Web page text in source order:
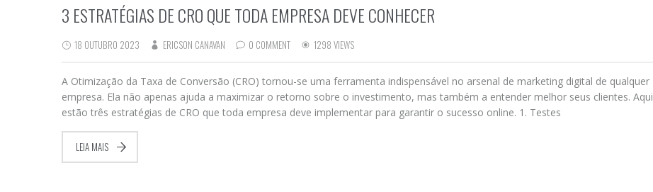
3 ESTRATÉGIAS DE CRO QUE TODA EMPRESA DEVE CONHECER
18 OUTUBRO 2023 ERICSON CANAVAN 0 COMMENT 1298 VIEWS
A Otimização da Taxa de Conversão (CRO) tornou-se uma ferramenta indispensável no arsenal de marketing digital de qualquer
empresa. Ela não apenas ajuda a maximizar o retorno sobre o investimento, mas também a entender melhor seus clientes. Aqui
estão três estratégias de CRO que toda empresa deve implementar para garantir o sucesso online. 1. Testes
LEIA MAIS